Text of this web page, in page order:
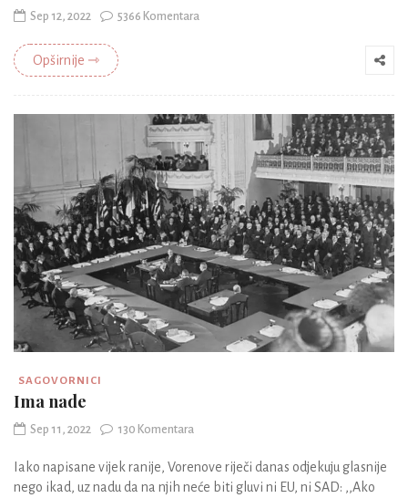
Sep 12, 2022 5366 Komentara
Opširnije ⇾
SAGOVORNICI
Ima nade
Sep 11, 2022 130 Komentara
Iako napisane vijek ranije, Vorenove riječi danas odjekuju glasnije
nego ikad, uz nadu da na njih neće biti gluvi ni EU, ni SAD: ,,Ako